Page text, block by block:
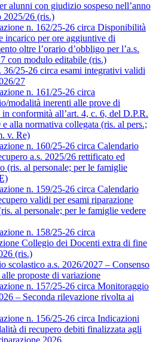
alunni con giudizio sospeso nell’anno
2025/26 (ris.)
n. 162/25-26 circa Disponibilità
incarico per ore aggiuntive di
oltre l’orario d’obbligo per l’a.s.
con modulo editabile (ris.)
36/25-26 circa esami integrativi validi
27
n. 161/25-26 circa
modalità inerenti alle prove di
in conformità all’art. 4, c. 6, del D.P.R.
e alla normativa collegata (ris. al pers.;
v. Re)
n. 160/25-26 circa Calendario
a.s. 2025/26 rettificato ed
(ris. al personale; per le famiglie
n. 159/25-26 circa Calendario
validi per esami riparazione
al personale; per le famiglie vedere
n. 158/25-26 circa
Collegio dei Docenti extra di fine
(ris.)
scolastico a.s. 2026/2027 – Consenso
proposte di variazione
n. 157/25-26 circa Monitoraggio
– Seconda rilevazione rivolta ai
n. 156/25-26 circa Indicazioni
di recupero debiti finalizzata agli